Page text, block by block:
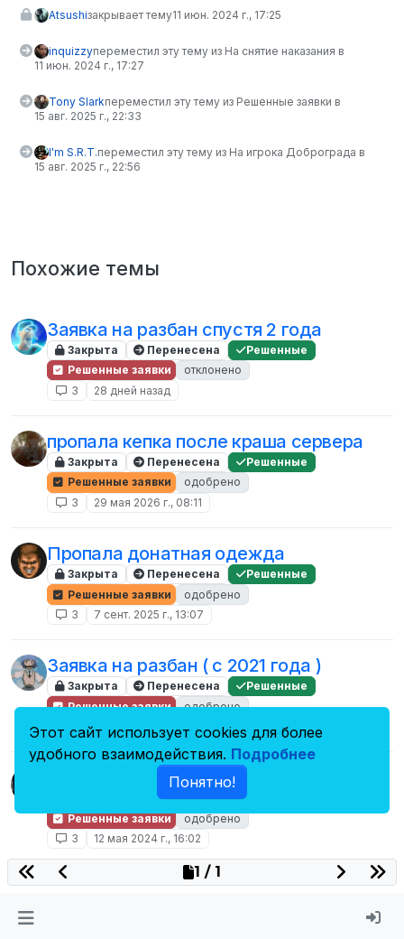
Atsushiзакрывает тему11 июн. 2024 г., 17:25
inquizzyпереместил эту тему из На снятие наказания в
11 июн. 2024 г., 17:27
Tony Slarkпереместил эту тему из Решенные заявки в
15 авг. 2025 г., 22:33
I'm S.R.T.переместил эту тему из На игрока Доброграда в
15 авг. 2025 г., 22:56
Похожие темы
Заявка на разбан спустя 2 года
Закрыта Перенесена
Решенные
Решенные заявки
отклонено
3
28 дней назад
пропала кепка после краша сервера
Закрыта Перенесена
Решенные
Решенные заявки
одобрено
3
29 мая 2026 г., 08:11
Пропала донатная одежда
Закрыта Перенесена
Решенные
Решенные заявки
одобрено
3
7 сент. 2025 г., 13:07
Заявка на разбан ( с 2021 года )
Закрыта Перенесена
Решенные
Решенные заявки
одобрено
3
6 апр. 2025 г., 15:06
разбан спустя 3 года
Перенесена
Решенные
Решенные заявки
одобрено
3
12 мая 2024 г., 16:02
1 / 1
Этот сайт использует cookies для более
удобного взаимодействия. Подробнее
Понятно!